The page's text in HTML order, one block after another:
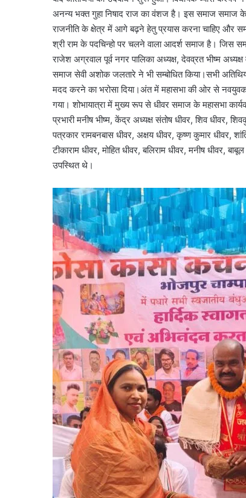
अनन्य भक्त गुहा निषाद राज का वंशज है। इस समाज समाज के
राजनीति के क्षेत्र में आगे बढ़ने हेतु प्रयास करना चाहिए और
श्री राम के पदचिन्हो पर चलने वाला आदर्श समाज है। जिस
राजेश अग्रवाल पूर्व नगर पालिका अध्यक्ष, देवव्रत भीष्म
समाज सेवी अशोक जलतारे ने भी सम्बोधित किया।सभी
मदद करने का भरोसा दिया।अंत में महासभा की ओर से
गया। शोभायात्रा में मुख्य रूप से धीवर समाज के महासभा
प्रभारी मनीष भीष्म, केंद्र अध्यक्ष संतोष धीवर, शिव धीवर,
पत्रकार रामबनबास धीवर, अक्षय धीवर, कृष्ण कुमार धीवर,
टीकाराम धीवर, मोहित धीवर, बलिराम धीवर, मनीष धीवर,
उपस्थित थे।